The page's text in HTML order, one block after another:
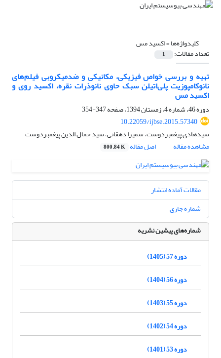
کلیدواژه‌ها =اکسید مس
تعداد مقالات: 1
تهیه و بررسی خواص فیزیکی، مکانیکی و ضدمیکروبی فیلم‌های
نانوکامپوزیت پلی‌اتیلن سبک حاوی نانوذرات نقره، اکسید روی و
اکسید مس
دوره 46، شماره 4، زمستان 1394، صفحه
347-354
10.22059/ijbse.2015.57340
سیدهادی پیغمبردوست، سمیرا دهقانی، سید جمال الدین پیغمبردوست
مشاهده مقاله
اصل مقاله 800.84 K
مقالات آماده انتشار
شماره جاری
شماره‌های پیشین نشریه
دوره 57 (1405)
دوره 56 (1404)
دوره 55 (1403)
دوره 54 (1402)
دوره 53 (1401)